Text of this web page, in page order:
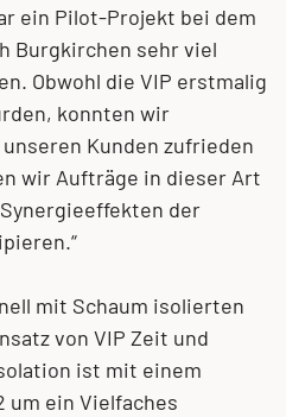
ein Pilot-Projekt bei dem
Burgkirchen sehr viel
Obwohl die VIP erstmalig
konnten wir
Kunden zufrieden
wir Aufträge in dieser Art
der
mit Schaum isolierten
von VIP Zeit und
ist mit einem
um ein Vielfaches